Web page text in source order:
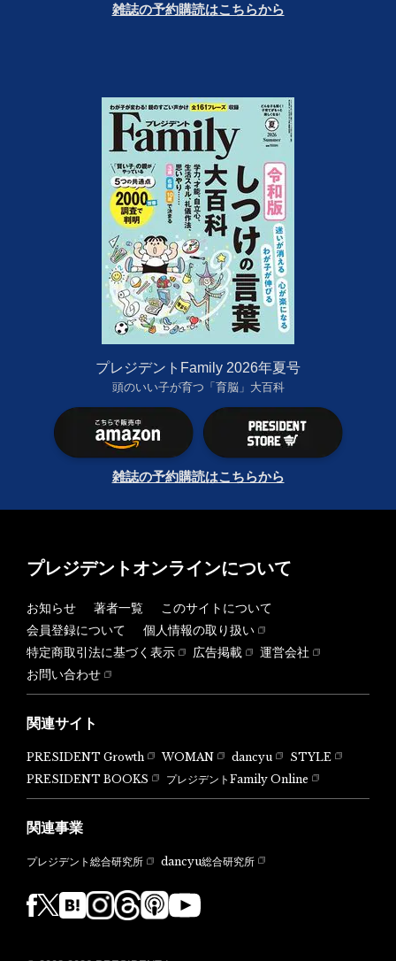
雑誌の予約購読はこちらから
プレジデントFamily 2026年夏号
頭のいい子が育つ「育脳」大百科
雑誌の予約購読はこちらから
プレジデントオンラインについて
お知らせ 著者一覧
このサイトについて
会員登録について
個人情報の取り扱い
特定商取引法に基づく表示
広告掲載
運営会社
お問い合わせ
関連サイト
PRESIDENT Growth WOMAN dancyu
STYLE
PRESIDENT BOOKS
プレジデントFamily Online
関連事業
プレジデント総合研究所 dancyu総合研究所